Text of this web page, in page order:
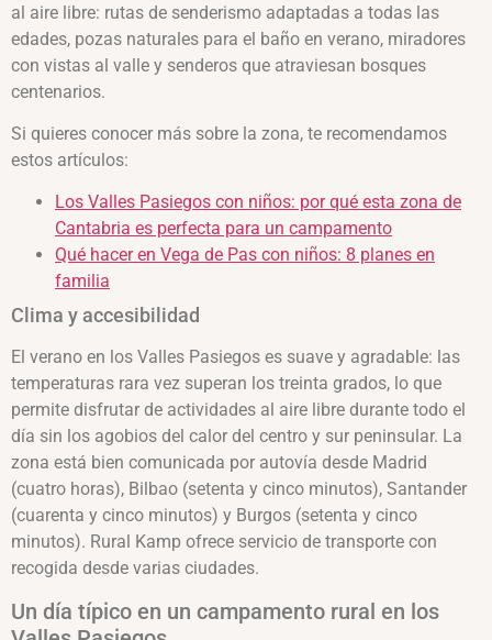
al aire libre: rutas de senderismo adaptadas a todas las
edades, pozas naturales para el baño en verano, miradores
con vistas al valle y senderos que atraviesan bosques
centenarios.
Si quieres conocer más sobre la zona, te recomendamos
estos artículos:
Los Valles Pasiegos con niños: por qué esta zona de
Cantabria es perfecta para un campamento
Qué hacer en Vega de Pas con niños: 8 planes en
familia
Clima y accesibilidad
El verano en los Valles Pasiegos es suave y agradable: las
temperaturas rara vez superan los treinta grados, lo que
permite disfrutar de actividades al aire libre durante todo el
día sin los agobios del calor del centro y sur peninsular. La
zona está bien comunicada por autovía desde Madrid
(cuatro horas), Bilbao (setenta y cinco minutos), Santander
(cuarenta y cinco minutos) y Burgos (setenta y cinco
minutos). Rural Kamp ofrece servicio de transporte con
recogida desde varias ciudades.
Un día típico en un campamento rural en los